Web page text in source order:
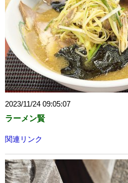
2023/11/24 09:05:07
ラーメン賢
関連リンク